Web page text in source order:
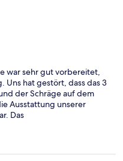
war sehr gut vorbereitet,
Uns hat gestört, dass das 3
der Schräge auf dem
Ausstattung unserer
Das
ok und würden 8 von